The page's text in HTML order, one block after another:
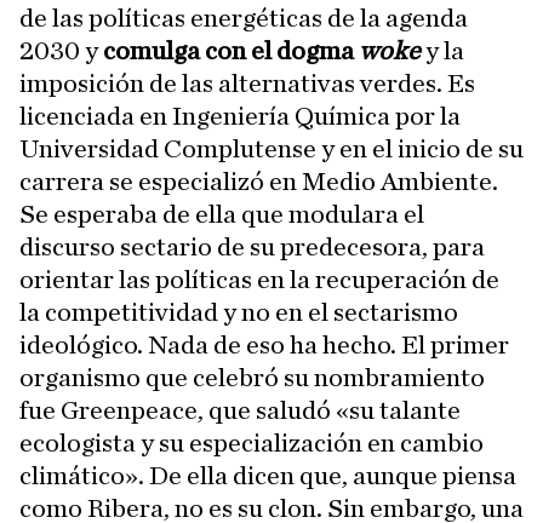
de las políticas energéticas de la agenda
2030 ycomulga con el dogma wokey la
imposición de las alternativas verdes. Es
licenciada en Ingeniería Química por la
Universidad Complutense y en el inicio de su
carrera se especializó en Medio Ambiente.
Se esperaba de ella que modulara el
discurso sectario de su predecesora, para
orientar las políticas en la recuperación de
la competitividad y no en el sectarismo
ideológico. Nada de eso ha hecho. El primer
organismo que celebró su nombramiento
fue Greenpeace, que saludó «su talante
ecologista y su especialización en cambio
climático». De ella dicen que, aunque piensa
como Ribera, no es su clon. Sin embargo, una